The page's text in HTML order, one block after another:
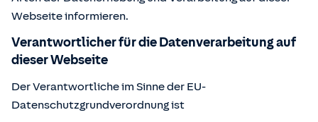
Webseite informieren.
Verantwortlicher für die Datenverarbeitung auf
dieser Webseite
Der Verantwortliche im Sinne der EU-
Datenschutzgrundverordnung ist